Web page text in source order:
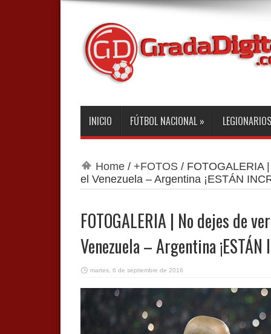
INICIO FÚTBOL NACIONAL » LEGIONARIOS
Home/ +FOTOS/ FOTOGALERIA
el Venezuela – Argentina ¡ESTÁN
FOTOGALERIA | No dejes de
Venezuela – Argentina ¡ESTÁN
martes, 6 de septiembre de 2016